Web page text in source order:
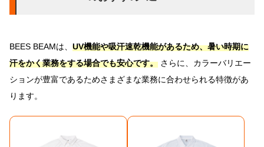
BEES BEAMは、 UV機能や吸汗速乾機能があるため、暑い時期に
汗をかく業務をする場合でも安心です。 さらに、カラーバリエー
ションが豊富であるためさまざまな業務に合わせられる特徴があ
ります。